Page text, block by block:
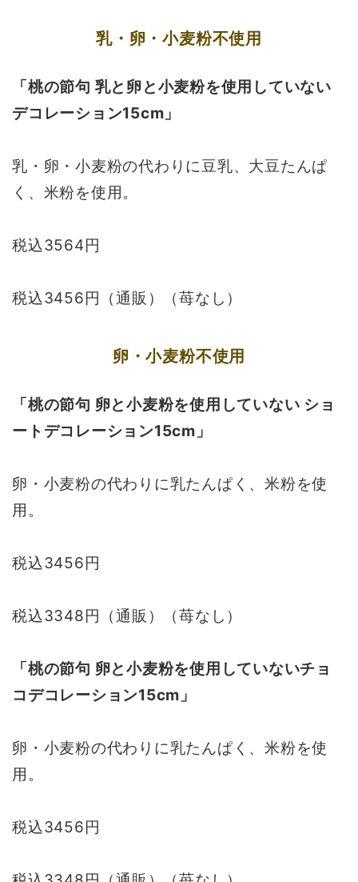
乳・卵・小麦粉不使用
「桃の節句 乳と卵と小麦粉を使用していない
デコレーション15cm」
乳・卵・小麦粉の代わりに豆乳、大豆たんぱ
く、米粉を使用。
税込3564円
税込3456円（通販）（苺なし）
卵・小麦粉不使用
「桃の節句 卵と小麦粉を使用していない ショ
ートデコレーション15cm」
卵・小麦粉の代わりに乳たんぱく、米粉を使
用。
税込3456円
税込3348円（通販）（苺なし）
「桃の節句 卵と小麦粉を使用していないチョ
コデコレーション15cm」
卵・小麦粉の代わりに乳たんぱく、米粉を使
用。
税込3456円